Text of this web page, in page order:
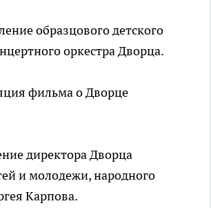
образцового детского
оркестра Дворца.
фильма о Дворце
директора Дворца
и молодежи, народного
Карпова.